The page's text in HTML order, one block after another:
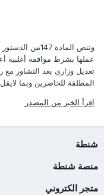
وتنص المادة
عملها بشرط موافقة أغلبية
تعديل وزارى بعد التشاور مع
المطلقة للحاضرين وبما
اقرأ الخبر من المصدر
شنطة
منصة شنطة
متجر الكتروني